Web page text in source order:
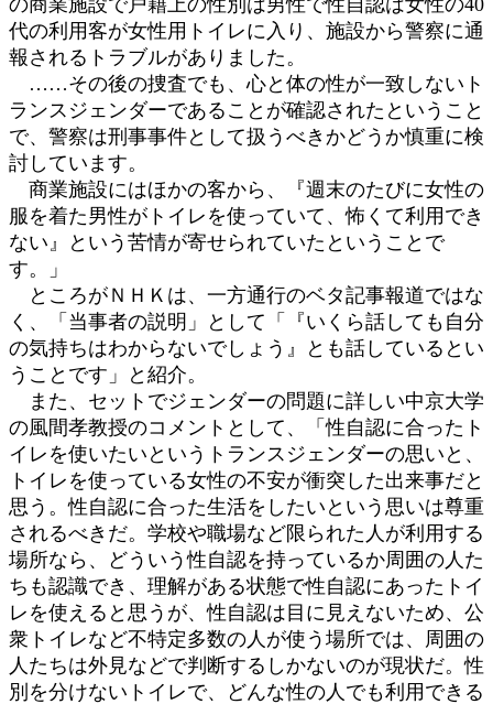
代の利用客が女性用トイレに入り、施設から警察に通
報されるトラブルがありました。
……その後の捜査でも、心と体の性が一致しないト
ランスジェンダーであることが確認されたということ
で、警察は刑事事件として扱うべきかどうか慎重に検
討しています。
商業施設にはほかの客から、『週末のたびに女性の
服を着た男性がトイレを使っていて、怖くて利用でき
ない』という苦情が寄せられていたということで
す。」
ところがＮＨＫは、一方通行のベタ記事報道ではな
く、「当事者の説明」として「『いくら話しても自分
の気持ちはわからないでしょう』とも話しているとい
うことです」と紹介。
また、セットでジェンダーの問題に詳しい中京大学
の風間孝教授のコメントとして、「性自認に合ったト
イレを使いたいというトランスジェンダーの思いと、
トイレを使っている女性の不安が衝突した出来事だと
思う。性自認に合った生活をしたいという思いは尊重
されるべきだ。学校や職場など限られた人が利用する
場所なら、どういう性自認を持っているか周囲の人た
ちも認識でき、理解がある状態で性自認にあったトイ
レを使えると思うが、性自認は目に見えないため、公
衆トイレなど不特定多数の人が使う場所では、周囲の
人たちは外見などで判断するしかないのが現状だ。性
別を分けないトイレで、どんな性の人でも利用できる